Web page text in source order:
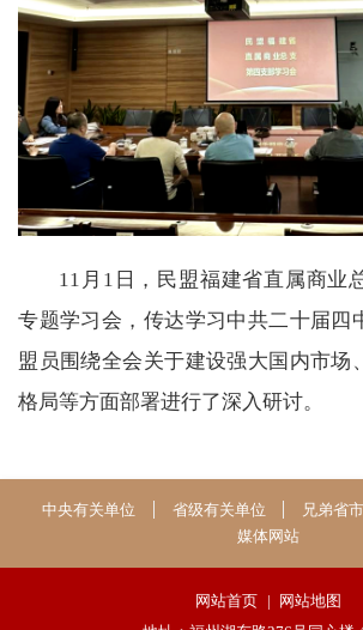
11月1日，民盟福建省直属商业
专题学习会，传达学习中共二十届四
盟员围绕全会关于建设强大国内市场
格局等方面部署进行了深入研讨。
中央有关单位 省级有关单位 兄弟省市
媒体网站
网站首页 |
网站地图